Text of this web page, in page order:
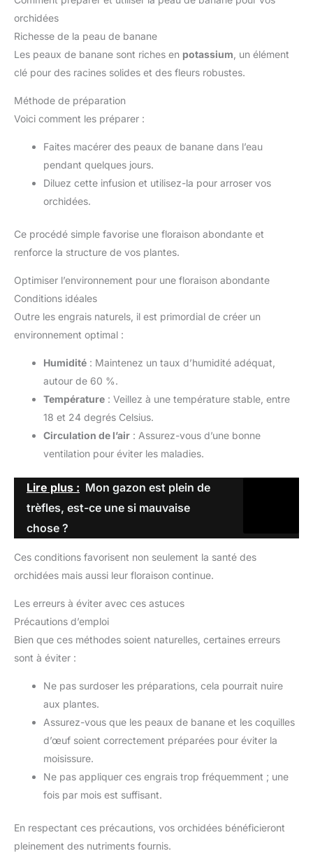
orchidées
Richesse de la peau de banane
Les peaux de banane sont riches en potassium , un élément
clé pour des racines solides et des fleurs robustes.
Méthode de préparation
Voici comment les préparer :
Faites macérer des peaux de banane dans l’eau
pendant quelques jours.
Diluez cette infusion et utilisez-la pour arroser vos
orchidées.
Ce procédé simple favorise une floraison abondante et
renforce la structure de vos plantes.
Optimiser l’environnement pour une floraison abondante
Conditions idéales
Outre les engrais naturels, il est primordial de créer un
environnement optimal :
Humidité : Maintenez un taux d’humidité adéquat,
autour de 60 %.
Température : Veillez à une température stable, entre
18 et 24 degrés Celsius.
Circulation de l’air : Assurez-vous d’une bonne
ventilation pour éviter les maladies.
Lire plus : Mon gazon est plein de
trèfles, est-ce une si mauvaise
chose ?
Ces conditions favorisent non seulement la santé des
orchidées mais aussi leur floraison continue.
Les erreurs à éviter avec ces astuces
Précautions d’emploi
Bien que ces méthodes soient naturelles, certaines erreurs
sont à éviter :
Ne pas surdoser les préparations, cela pourrait nuire
aux plantes.
Assurez-vous que les peaux de banane et les coquilles
d’œuf soient correctement préparées pour éviter la
moisissure.
Ne pas appliquer ces engrais trop fréquemment ; une
fois par mois est suffisant.
En respectant ces précautions, vos orchidées bénéficieront
pleinement des nutriments fournis.